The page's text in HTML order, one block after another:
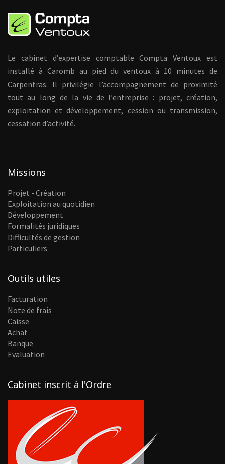
Le cabinet d’expertise comptable Compta Ventoux est
installé à Caromb au pied du ventoux à 10 minutes de
Carpentras. Il privilégie l’accompagnement de proximité
tout au long de la vie de l’entreprise : projet, création,
exploitation et développement, cession ou transmission,
cessation d’activité.
Missions
Projet - Création
Exploitation au quotidien
Développement
Formalités juridiques
Difficultés de gestion
Particuliers
Outils utiles
Facturation
Note de frais
Caisse
Achat
Banque
Evaluation
Cabinet inscrit à l'Ordre